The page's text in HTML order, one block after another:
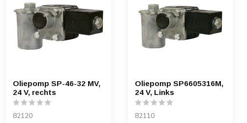
Oliepomp SP-46-32 MV,
24 V, rechts
82120
Oliepomp SP6605316M,
24 V, Links
82110